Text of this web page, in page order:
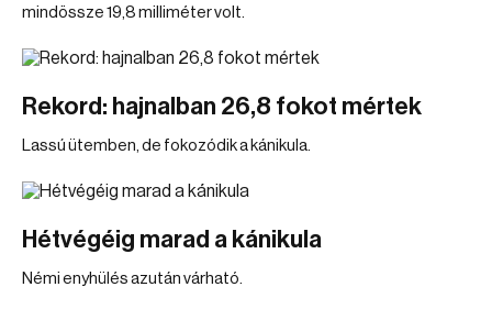
mindössze 19,8 milliméter volt.
Rekord: hajnalban 26,8 fokot mértek
Lassú ütemben, de fokozódik a kánikula.
Hétvégéig marad a kánikula
Némi enyhülés azután várható.